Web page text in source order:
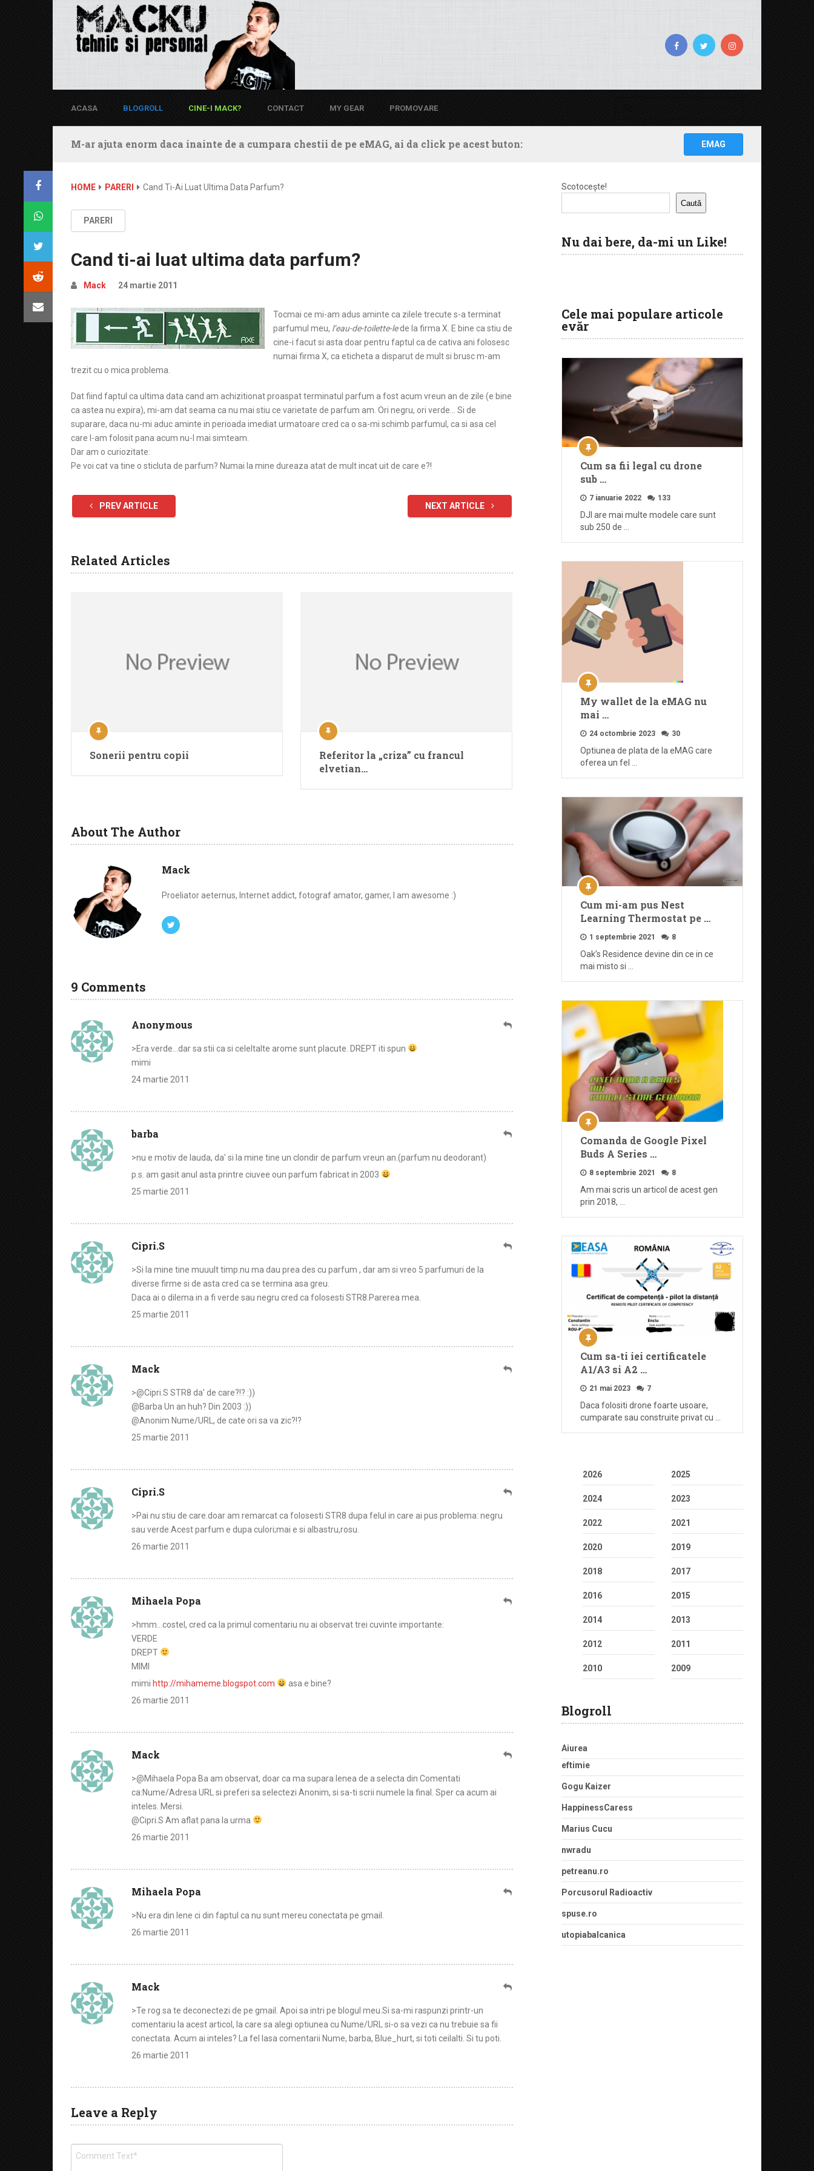
ACASA BLOGROLL CINE-I MACK? CONTACT MY GEAR PROMOVARE
M-ar ajuta enorm daca inainte de a cumpara chestii de pe eMAG, ai da click pe acest buton: EMAG
HOME PARERI Cand Ti-Ai Luat Ultima Data Parfum?
PARERI
Cand ti-ai luat ultima data parfum?
Mack 24 martie 2011
Tocmai ce mi-am adus aminte ca zilele trecute s-a terminat
parfumul meu, l’eau-de-toilette-lede la firma X. E bine ca stiu de
cine-i facut si asta doar pentru faptul ca de cativa ani folosesc
numai firma X, ca eticheta a disparut de mult si brusc m-am
trezit cu o mica problema.
Dat fiind faptul ca ultima data cand am achizitionat proaspat terminatul parfum a fost acum vreun an de zile (e bine
ca astea nu expira), mi-am dat seama ca nu mai stiu ce varietate de parfum am. Ori negru, ori verde… Si de
suparare, daca nu-mi aduc aminte in perioada imediat urmatoare cred ca o sa-mi schimb parfumul, ca si asa cel
care l-am folosit pana acum nu-l mai simteam.
Dar am o curiozitate:
Pe voi cat va tine o sticluta de parfum? Numai la mine dureaza atat de mult incat uit de care e?!
PREV ARTICLE NEXT ARTICLE
Related Articles
Sonerii pentru copii
Referitor la „criza” cu francul
elvetian…
About The Author
Mack
Proeliator aeternus, Internet addict, fotograf amator, gamer, I am awesome :)
9 Comments
Anonymous
>Era verde…dar sa stii ca si celeltalte arome sunt placute. DREPT iti spun
mimi
24 martie 2011
barba
>nu e motiv de lauda, da' si la mine tine un clondir de parfum vreun an.(parfum nu deodorant)
p.s. am gasit anul asta printre ciuvee oun parfum fabricat in 2003
25 martie 2011
Cipri.S
>Si la mine tine muuult timp.nu ma dau prea des cu parfum , dar am si vreo 5 parfumuri de la
diverse firme si de asta cred ca se termina asa greu.
Daca ai o dilema in a fi verde sau negru cred ca folosesti STR8.Parerea mea.
25 martie 2011
Mack
>@Cipri.S STR8 da' de care?!? :))
@Barba Un an huh? Din 2003 :))
@Anonim Nume/URL, de cate ori sa va zic?!?
25 martie 2011
Cipri.S
>Pai nu stiu de care.doar am remarcat ca folosesti STR8 dupa felul in care ai pus problema: negru
sau verde.Acest parfum e dupa culori;mai e si albastru,rosu.
26 martie 2011
Mihaela Popa
>hmm…costel, cred ca la primul comentariu nu ai observat trei cuvinte importante:
VERDE
DREPT
MIMI
mimi http://mihameme.blogspot.com
asa e bine?
26 martie 2011
Mack
>@Mihaela Popa Ba am observat, doar ca ma supara lenea de a selecta din Comentati
ca:Nume/Adresa URL si preferi sa selectezi Anonim, si sa-ti scrii numele la final. Sper ca acum ai
inteles. Mersi.
@Cipri.S Am aflat pana la urma
26 martie 2011
Mihaela Popa
>Nu era din lene ci din faptul ca nu sunt mereu conectata pe gmail.
26 martie 2011
Mack
>Te rog sa te deconectezi de pe gmail. Apoi sa intri pe blogul meu.Si sa-mi raspunzi printr-un
comentariu la acest articol, la care sa alegi optiunea cu Nume/URL si-o sa vezi ca nu trebuie sa fii
conectata. Acum ai inteles? La fel lasa comentarii Nume, barba, Blue_hurt, si toti ceilalti. Si tu poti.
26 martie 2011
Leave a Reply
Scotocește!
Caută
Nu dai bere, da-mi un Like!
Cele mai populare articole
evăr
Cum sa fii legal cu drone
sub …
7 ianuarie 2022 133
DJI are mai multe modele care sunt
sub 250 de …
My wallet de la eMAG nu
mai …
24 octombrie 2023 30
Optiunea de plata de la eMAG care
oferea un fel …
Cum mi-am pus Nest
Learning Thermostat pe …
1 septembrie 2021 8
Oak’s Residence devine din ce in ce
mai misto si …
Comanda de Google Pixel
Buds A Series …
8 septembrie 2021 8
Am mai scris un articol de acest gen
prin 2018, …
Cum sa-ti iei certificatele
A1/A3 si A2 …
21 mai 2023 7
Daca folositi drone foarte usoare,
cumparate sau construite privat cu …
2026 2025
2024 2023
2022 2021
2020 2019
2018 2017
2016 2015
2014 2013
2012 2011
2010 2009
Blogroll
Aiurea
eftimie
Gogu Kaizer
HappinessCaress
Marius Cucu
nwradu
petreanu.ro
Porcusorul Radioactiv
spuse.ro
utopiabalcanica